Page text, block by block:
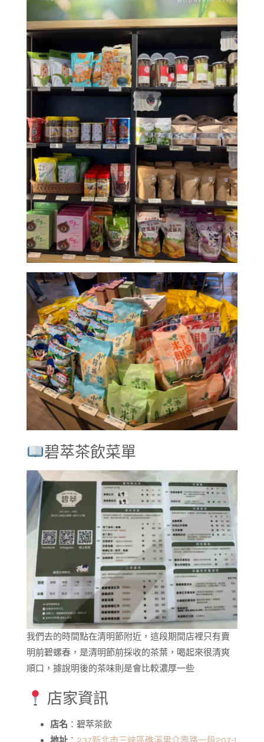
碧萃茶飲菜單
我們去的時間點在清明節附近，這段期間店裡只有賣
明前碧螺春，是清明節前採收的茶葉，喝起來很清爽
順口，據說明後的茶味則是會比較濃厚一些
店家資訊
店名 ：碧萃茶飲